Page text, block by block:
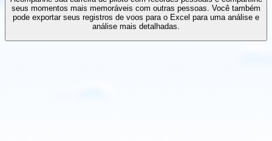
seus momentos mais memoráveis com outras pessoas. Você também
pode exportar seus registros de voos para o Excel para uma análise e
análise mais detalhadas.